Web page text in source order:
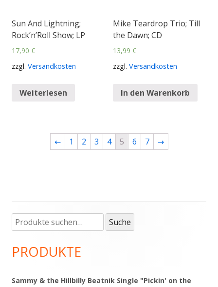
Sun And Lightning;
Rock’n’Roll Show; LP
17,90 €
zzgl. Versandkosten
Weiterlesen
Mike Teardrop Trio; Till
the Dawn; CD
13,99 €
zzgl. Versandkosten
In den Warenkorb
← 1 2 3 4 5 6 7 →
Haupt-
Seitenleiste
Suche
nach:
Suche
PRODUKTE
Sammy & the Hillbilly Beatnik Single "Pickin' on the